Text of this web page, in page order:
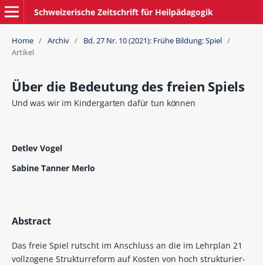
Schweizerische Zeitschrift für Heilpädagogik
Home / Archiv / Bd. 27 Nr. 10 (2021): Frühe Bildung: Spiel /
Artikel
Über die Bedeutung des freien Spiels
Und was wir im Kindergarten dafür tun können
Detlev Vogel
Sabine Tanner Merlo
Abstract
Das freie Spiel rutscht im Anschluss an die im Lehrplan 21
vollzogene Strukturreform auf Kosten von hoch strukturier-